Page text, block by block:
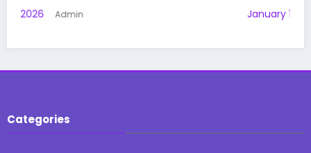
January 14, 2026
Categories